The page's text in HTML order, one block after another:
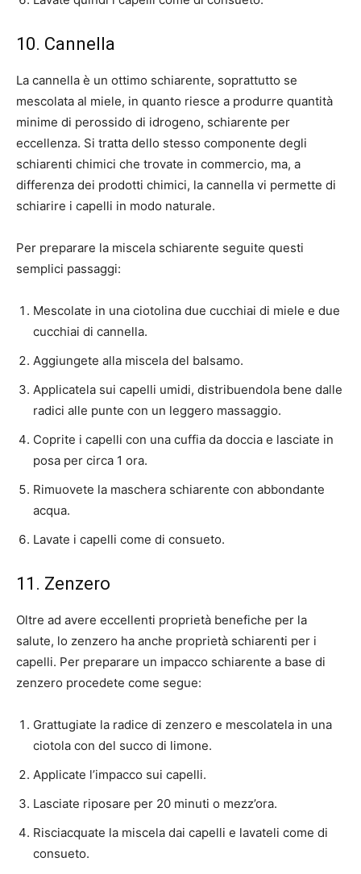
10. Cannella
La cannella è un ottimo schiarente, soprattutto se
mescolata al miele, in quanto riesce a produrre quantità
minime di perossido di idrogeno, schiarente per
eccellenza. Si tratta dello stesso componente degli
schiarenti chimici che trovate in commercio, ma, a
differenza dei prodotti chimici, la cannella vi permette di
schiarire i capelli in modo naturale.
Per preparare la miscela schiarente seguite questi
semplici passaggi:
Mescolate in una ciotolina due cucchiai di miele e due
cucchiai di cannella.
Aggiungete alla miscela del balsamo.
Applicatela sui capelli umidi, distribuendola bene dalle
radici alle punte con un leggero massaggio.
Coprite i capelli con una cuffia da doccia e lasciate in
posa per circa 1 ora.
Rimuovete la maschera schiarente con abbondante
acqua.
Lavate i capelli come di consueto.
11. Zenzero
Oltre ad avere eccellenti proprietà benefiche per la
salute, lo zenzero ha anche proprietà schiarenti per i
capelli. Per preparare un impacco schiarente a base di
zenzero procedete come segue:
Grattugiate la radice di zenzero e mescolatela in una
ciotola con del succo di limone.
Applicate l’impacco sui capelli.
Lasciate riposare per 20 minuti o mezz’ora.
Risciacquate la miscela dai capelli e lavateli come di
consueto.